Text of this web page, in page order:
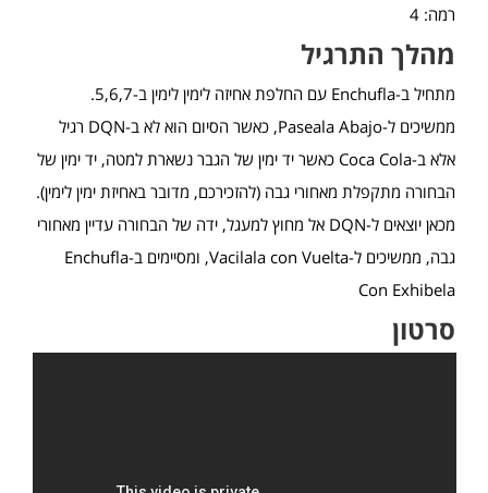
רמה: 4
מהלך התרגיל
מתחיל ב-Enchufla עם החלפת אחיזה לימין לימין ב-5,6,7.
ממשיכים ל-Paseala Abajo, כאשר הסיום הוא לא ב-DQN רגיל
אלא ב-Coca Cola כאשר יד ימין של הגבר נשארת למטה, יד ימין של
הבחורה מתקפלת מאחורי גבה (להזכירכם, מדובר באחיזת ימין לימין).
מכאן יוצאים ל-DQN אל מחוץ למעגל, ידה של הבחורה עדיין מאחורי
גבה, ממשיכים ל-Vacilala con Vuelta, ומסיימים ב-Enchufla
Con Exhibela
סרטון